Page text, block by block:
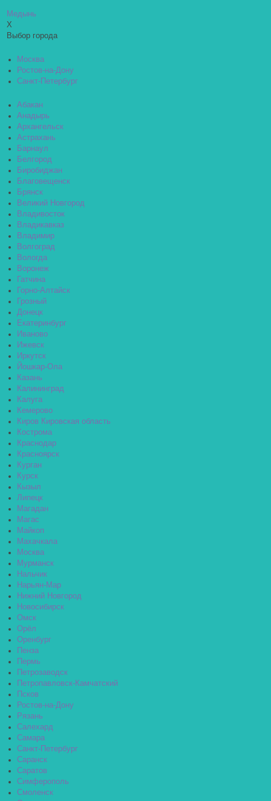
Медынь
X
Выбор города
Москва
Ростов-на-Дону
Санкт-Петербург
Абакан
Анадырь
Архангельск
Астрахань
Барнаул
Белгород
Биробиджан
Благовещенск
Брянск
Великий Новгород
Владивосток
Владикавказ
Владимир
Волгоград
Вологда
Воронеж
Гатчина
Горно-Алтайск
Грозный
Донецк
Екатеринбург
Иваново
Ижевск
Иркутск
Йошкар-Ола
Казань
Калининград
Калуга
Кемерово
Киров Кировская область
Кострома
Краснодар
Красноярск
Курган
Курск
Кызыл
Липецк
Магадан
Магас
Майкоп
Махачкала
Москва
Мурманск
Нальчик
Нарьян-Мар
Нижний Новгород
Новосибирск
Омск
Орёл
Оренбург
Пенза
Пермь
Петрозаводск
Петропавловск-Камчатский
Псков
Ростов-на-Дону
Рязань
Салехард
Самара
Санкт-Петербург
Саранск
Саратов
Симферополь
Смоленск